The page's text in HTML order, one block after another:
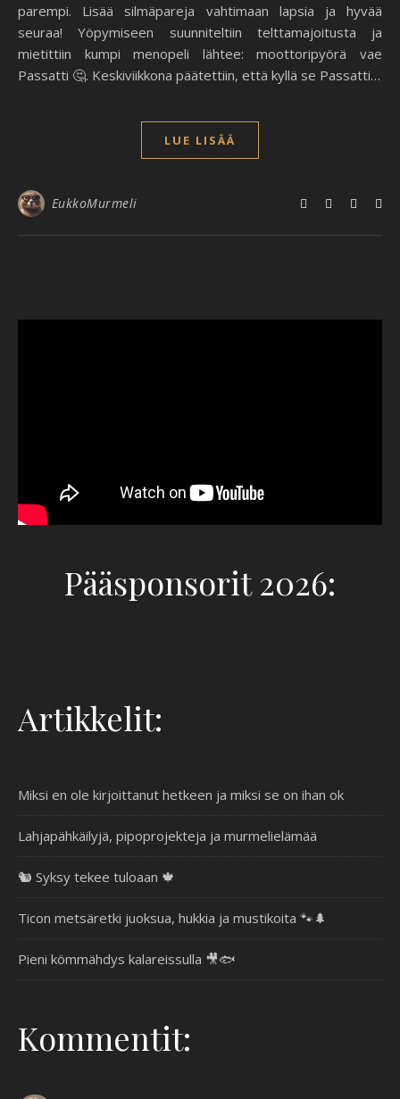
parempi. Lisää silmäpareja vahtimaan lapsia ja hyvää
seuraa! Yöpymiseen suunniteltiin telttamajoitusta ja
mietittiin kumpi menopeli lähtee: moottoripyörä vae
Passatti 🤔. Keskiviikkona päätettiin, että kyllä se Passatti…
LUE LISÄÄ
EukkoMurmeli
Pääsponsorit 2026:
Artikkelit:
Miksi en ole kirjoittanut hetkeen ja miksi se on ihan ok
Lahjapähkäilyjä, pipoprojekteja ja murmelielämää
🐿️ Syksy tekee tuloaan 🍁
Ticon metsäretki juoksua, hukkia ja mustikoita 🐾🌲
Pieni kömmähdys kalareissulla 🎥🐟
Kommentit: